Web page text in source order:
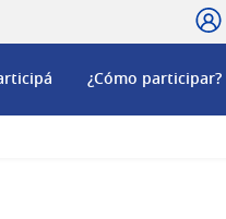
¿Cómo participar?